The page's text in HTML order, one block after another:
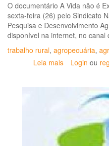
O documentário A Vida não é
sexta-feira (26) pelo Sindicato
Pesquisa e Desenvolvimento
disponível na internet, no canal
trabalho rural, agropecuária,
Leia mais sobre
Experimento'
já
Login ou